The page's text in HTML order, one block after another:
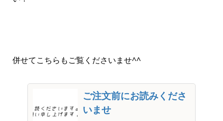
併せてこちらもご覧くださいませ^^
ご注文前にお読みくださ
いませ